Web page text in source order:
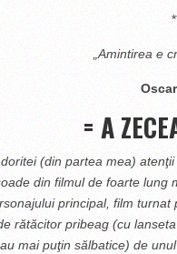
„Amintirea e
= A
(din partea mea)
din filmul de foarte
principal, film
rătăcitor pribeag (cu
mai puţin sălbatice) de